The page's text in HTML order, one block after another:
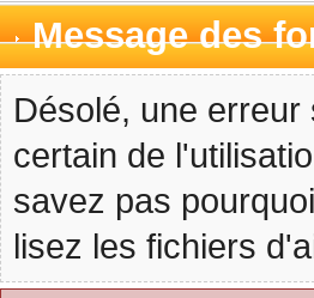
Message des
Désolé, une
certain de
savez pas
lisez les fichiers